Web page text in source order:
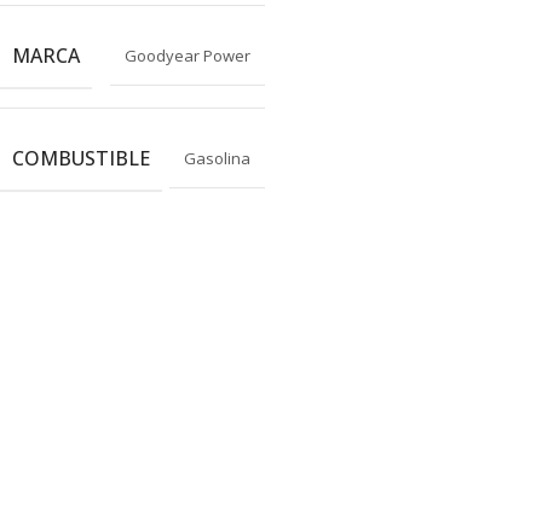
MARCA Goodyear Power
COMBUSTIBLE Gasolina